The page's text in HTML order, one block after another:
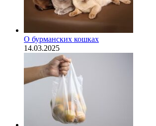
О бурманских кошках
14.03.2025